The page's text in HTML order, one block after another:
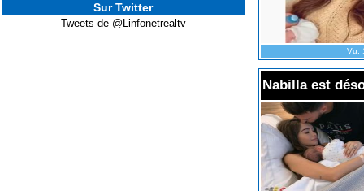
Sur Twitter
Tweets de @Linfonetrealtv
Vu:
Nabilla est